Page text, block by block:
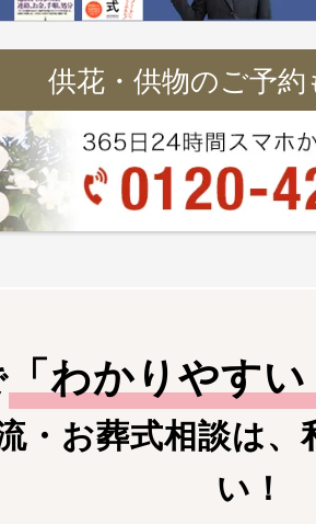
供花・供物のご予約
「 わかりやすい
・お葬式相談は、
い！